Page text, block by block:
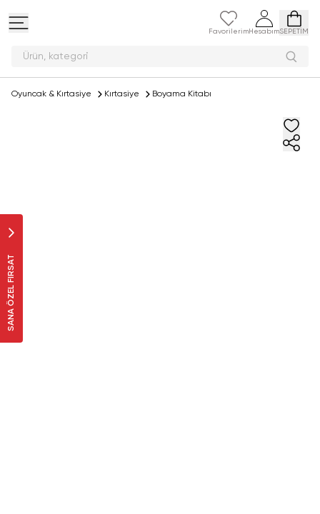
Favorilerim HesabımSEPETİM
Ürün, k
SANA ÖZEL FIRSAT
Oyuncak & Kırtasiye Kırtasiye Boyama Kitabı